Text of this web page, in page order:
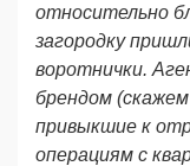
относительно
загородку
воротнички.
брендом
привыкшие к
операциям с